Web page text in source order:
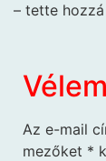
– tette
Az e-mail
mezőket *